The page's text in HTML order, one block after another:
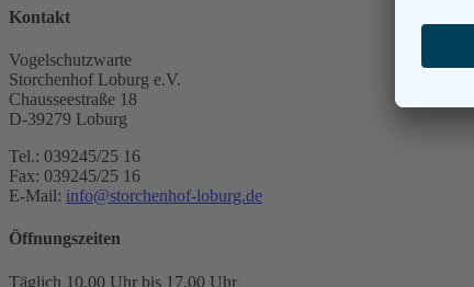
Kontakt
Vogelschutzwarte
Storchenhof Loburg e.V.
Chausseestraße 18
D-39279 Loburg
Tel.: 039245/25 16
Fax: 039245/25 16
E-Mail: info@storchenhof-loburg.de
Öffnungszeiten
Täglich 10.00 Uhr bis 17.00 Uhr